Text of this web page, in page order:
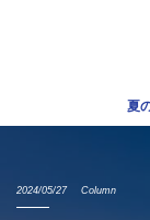
夏
2024/05/27 Column